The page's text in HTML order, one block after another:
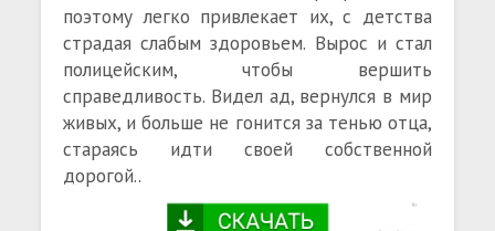
поэтому легко привлекает их, с детства
страдая слабым здоровьем. Вырос и стал
полицейским, чтобы вершить
справедливость. Видел ад, вернулся в мир
живых, и больше не гонится за тенью отца,
стараясь идти своей собственной
дорогой..